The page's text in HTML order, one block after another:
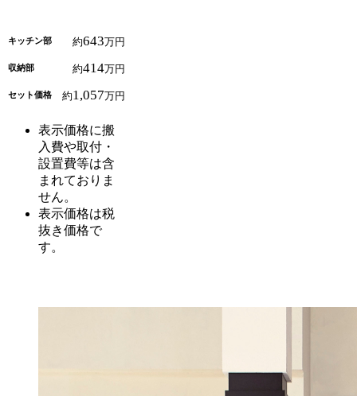
キッチン部 約643万円
収納部 約414万円
セット価格 約1,057万円
表示価格に搬
入費や取付・
設置費等は含
まれておりま
せん。
表示価格は税
抜き価格で
す。